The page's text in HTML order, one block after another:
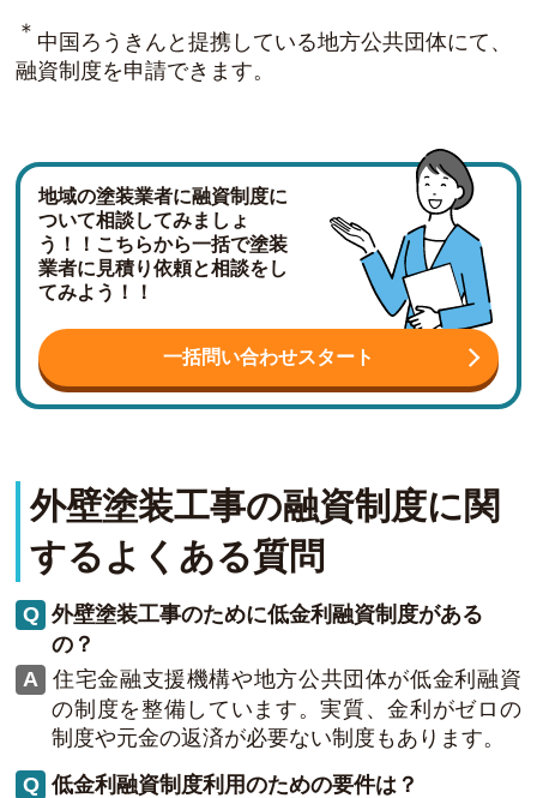
＊ 中国ろうきんと提携している地方公共団体にて、
融資制度を申請できます。
地域の塗装業者に融資制度に
ついて相談してみましょ
う！！こちらから一括で塗装
業者に見積り依頼と相談をし
てみよう！！
一括問い合わせスタート
外壁塗装工事の融資制度に関
するよくある質問
外壁塗装工事のために低金利融資制度がある
の？
住宅金融支援機構や地方公共団体が低金利融資
の制度を整備しています。実質、金利がゼロの
制度や元金の返済が必要ない制度もあります。
低金利融資制度利用のための要件は？